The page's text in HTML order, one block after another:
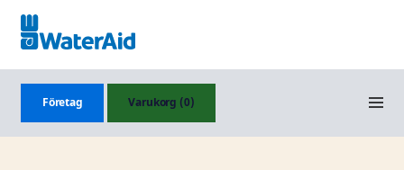
Företag Varukorg (0)